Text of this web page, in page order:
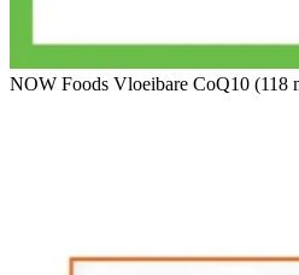
NOW Foods Vloeibare CoQ10 (118